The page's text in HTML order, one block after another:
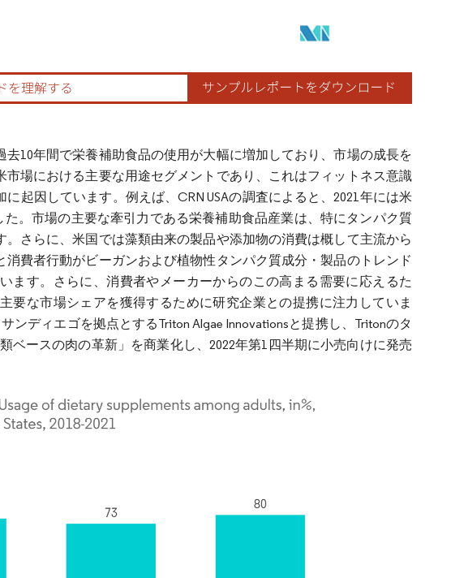
10年間で栄養補助食品の使用が大幅に増加しており、市場の成長を
場における主要な用途セグメントであり、これはフィットネス意識
起因しています。例えば、CRN USAの調査によると、2021年には米
。市場の主要な牽引力である栄養補助食品産業は、特にタンパク質
さらに、米国では藻類由来の製品や添加物の消費は概して主流から
費者行動がビーガンおよび植物性タンパク質成分・製品のトレンド
ます。さらに、消費者やメーカーからのこの高まる需要に応えるた
要な市場シェアを獲得するために研究企業との提携に注力していま
ンディエゴを拠点とするTriton Algae Innovationsと提携し、Tritonのタ
ベースの肉の革新」を商業化し、2022年第1四半期に小売向けに発売